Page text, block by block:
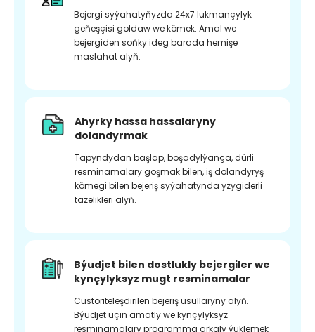
Bejergi syýahatyňyzda 24x7 lukmançylyk
geňeşçisi goldaw we kömek. Amal we
bejergiden soňky ideg barada hemişe
maslahat alyň.
Ahyrky hassa hassalaryny
dolandyrmak
Tapyndydan başlap, boşadylýança, dürli
resminamalary goşmak bilen, iş dolandyryş
kömegi bilen bejeriş syýahatynda yzygiderli
täzelikleri alyň.
Býudjet bilen dostlukly bejergiler we
kynçylyksyz mugt resminamalar
Custöriteleşdirilen bejeriş usullaryny alyň.
Býudjet üçin amatly we kynçylyksyz
resminamalary programma arkaly ýüklemek